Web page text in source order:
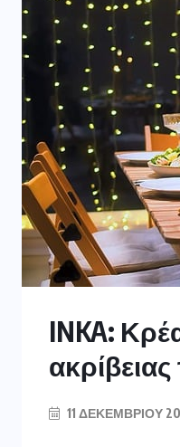
INKA:
11 ΔΕΚΕΜΒΡΊΟΥ